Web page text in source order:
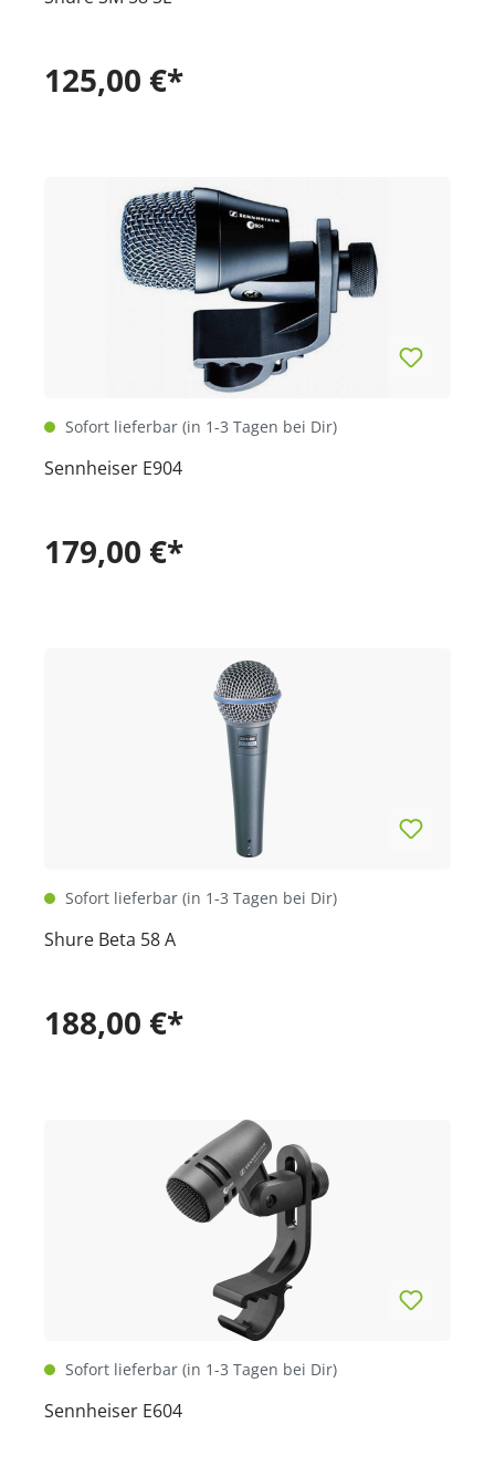
125,00 €*
Sofort lieferbar (in 1-3 Tagen bei Dir)
Sennheiser E904
179,00 €*
Sofort lieferbar (in 1-3 Tagen bei Dir)
Shure Beta 58 A
188,00 €*
Sofort lieferbar (in 1-3 Tagen bei Dir)
Sennheiser E604